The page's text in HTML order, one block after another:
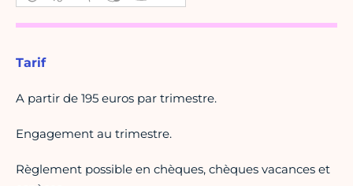
Tarif
A partir de 195 euros par trimestre.
Engagement au trimestre.
Règlement possible en chèques, chèques vacances et